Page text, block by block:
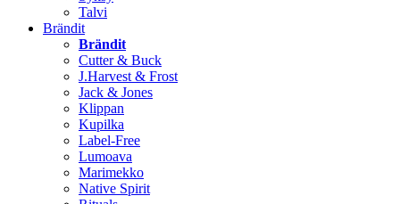
Talvi
Brändit
Brändit
Cutter & Buck
J.Harvest & Frost
Jack & Jones
Klippan
Kupilka
Label-Free
Lumoava
Marimekko
Native Spirit